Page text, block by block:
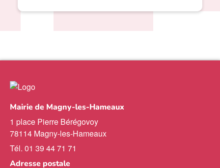
Mairie de Magny-les-Hameaux
1 place Pierre Bérégovoy
78114 Magny-les-Hameaux
Tél. 01 39 44 71 71
Adresse postale